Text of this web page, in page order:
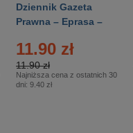
Dziennik Gazeta
Prawna – Eprasa –
11.90 zł
11.90 zł
Najniższa cena z ostatnich 30
dni: 9.40 zł